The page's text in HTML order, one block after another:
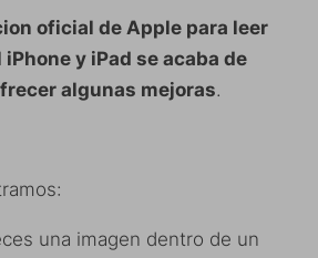
oficial de Apple para leer
iPhone y iPad se acaba de
algunas mejoras.
una imagen dentro de un